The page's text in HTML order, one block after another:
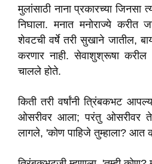
मुलांसाठी नाना प्रकारच्या जिनसा
निघाला. मनात मनोराज्ये करीत
शेवटची वर्षे तरी सुखाने जातील,
करणार नाही. सेवाशुश्रूषा करील
चालले होते.
किती तरी वर्षांनी त्रिंबकभट
ओसरीवर आला; परंतु ओसरीवर
लागले, 'कोण पाहिजे तुम्हाला? आत